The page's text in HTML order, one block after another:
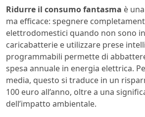
Ridurre il consumo fantasma è
ma efficace: spegnere
elettrodomestici quando non sono
caricabatterie e utilizzare prese
programmabili permette di
spesa annuale in energia elettrica.
media, questo si traduce in un
100 euro all’anno, oltre a una
dell’impatto ambientale.